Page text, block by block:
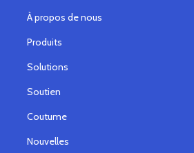
À propos de nous
Produits
Solutions
Soutien
Coutume
Nouvelles